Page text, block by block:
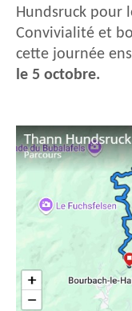
Hundsruck pour
Convivialité et
cette journée
le 5 octobre.